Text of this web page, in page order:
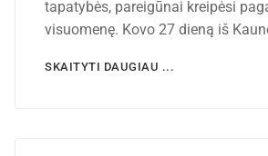
tapatybės, pareigūnai kreipėsi
visuomenę. Kovo 27 dieną iš
SKAITYTI DAUGIAU ...